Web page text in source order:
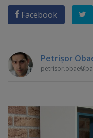
Facebook
Petrişor
petrisor.obae